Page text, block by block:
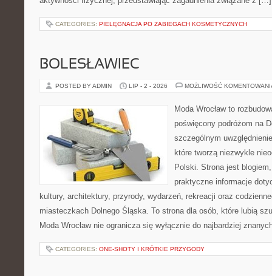
CATEGORIES: PIELĘGNACJA PO ZABIEGACH KOSMETYCZNYCH
BOLESŁAWIEC
POSTED BY ADMIN LIP - 2 - 2026 MOŻLIWOŚĆ
Moda Wrocław to
poświęcony podróżom na
szczególnym
które tworzą niezwykle
Polski. Strona jest
praktyczne informacje
kultury, architektury, przyrody, wydarzeń, rekreacji oraz
miasteczkach Dolnego Śląska. To strona dla osób, które lubią
Moda Wrocław nie ogranicza się wyłącznie do najbardziej
CATEGORIES: ONE-SHOTY I KRÓTKIE PRZYGODY